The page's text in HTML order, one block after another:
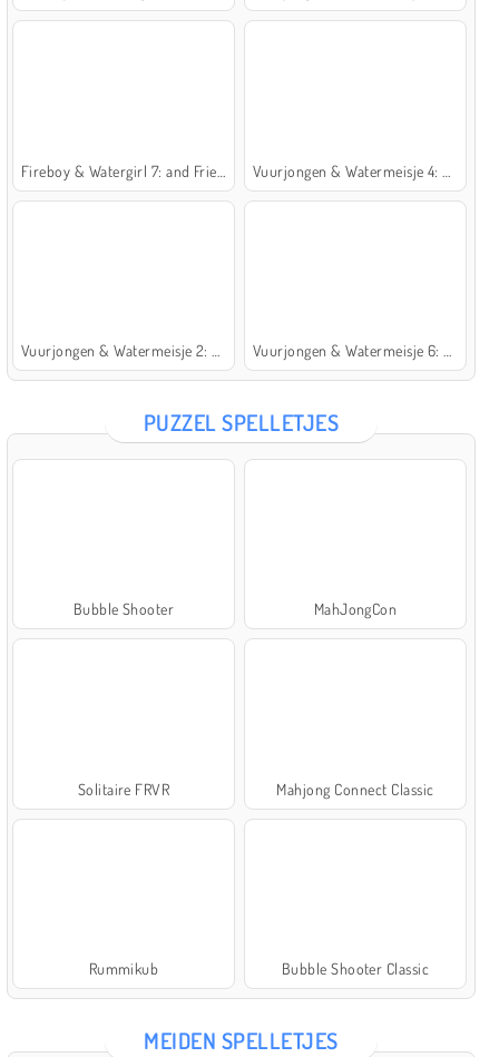
PUZZEL SPELLETJES
Bubble Shooter MahJongCon
Solitaire FRVR Mahjong Connect Classic
Rummikub Bubble Shooter Classic
MEIDEN SPELLETJES